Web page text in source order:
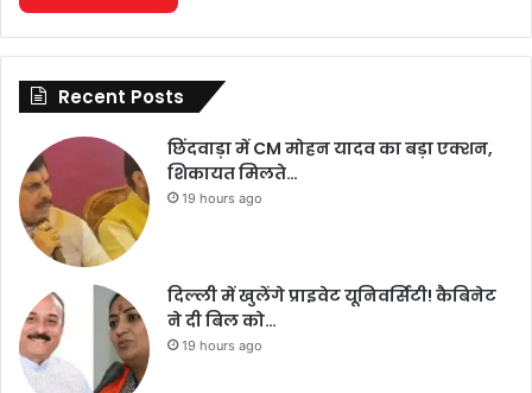
Recent Posts
छिंदवाड़ा में CM मोहन यादव का बड़ा एक्शन,
शिकायत मिलते…
19 hours ago
दिल्ली में खुलेंगे प्राइवेट यूनिवर्सिटी! कैबिनेट
ने दी बिल को…
19 hours ago